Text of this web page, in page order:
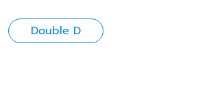
Double D